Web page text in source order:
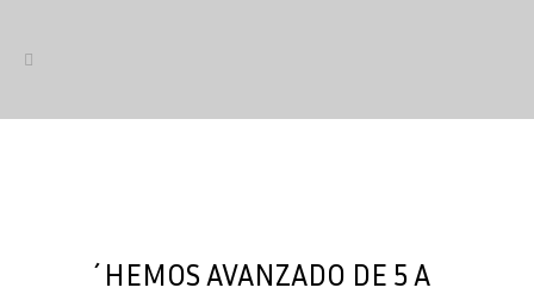
´HEMOS AVANZADO DE 5 A